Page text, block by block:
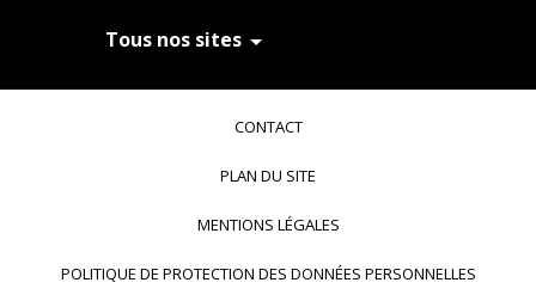
Tous nos sites
In Extenso Tourisme, Culture & Hôtellerie
Transaxio Hôtel, partenaire In Extenso
CONTACT
PLAN DU SITE
MENTIONS LÉGALES
POLITIQUE DE PROTECTION DES DONNÉES PERSONNELLES